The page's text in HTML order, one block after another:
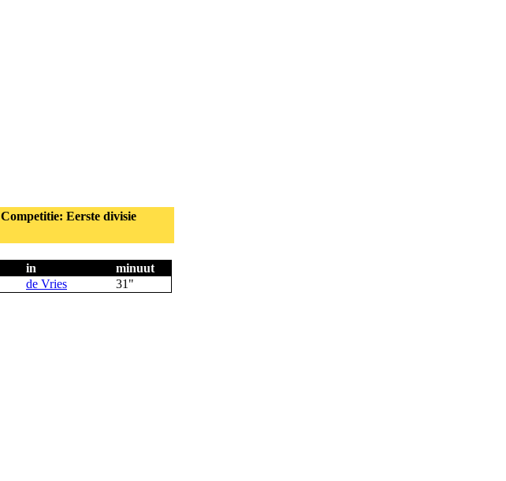
Competitie: Eerste divisie
in
minuut
de Vries 31"